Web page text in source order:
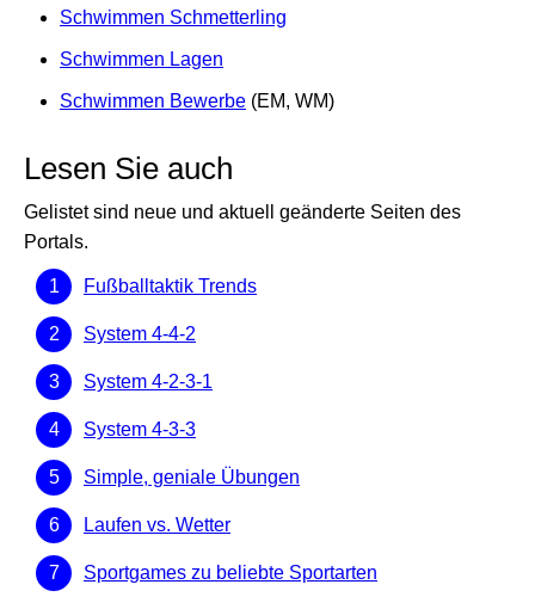
Schwimmen Schmetterling
Schwimmen Lagen
Schwimmen Bewerbe (EM, WM)
Lesen Sie auch
Gelistet sind neue und aktuell geänderte Seiten des
Portals.
Fußballtaktik Trends
System 4-4-2
System 4-2-3-1
System 4-3-3
Simple, geniale Übungen
Laufen vs. Wetter
Sportgames zu beliebte Sportarten